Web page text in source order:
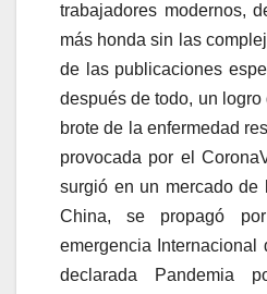
trabajadores modernos,
más honda sin las
de las publicaciones
después de todo, un logro
brote de la enfermedad
provocada por el
surgió en un mercado de
China, se propagó
emergencia Internacional
declarada Pandemia